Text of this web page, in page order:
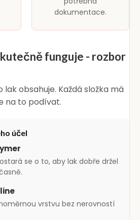
dokumentace.
funguje - rozbor
obsahuje. Každá složka má
na to podívat.
účel
se o to, aby lak dobře držel
vrstvu bez nerovností